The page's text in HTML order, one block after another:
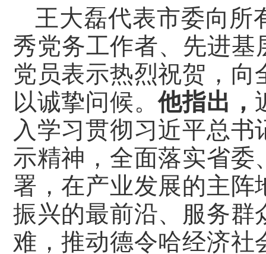
王大磊代表市委向所
秀党务工作者、先进基
党员表示热烈祝贺，
以诚挚问候。他指出，
入学习贯彻习近平总
示精神，全面落实省
署，在产业发展的主
振兴的最前沿、服务
难，推动德令哈经济